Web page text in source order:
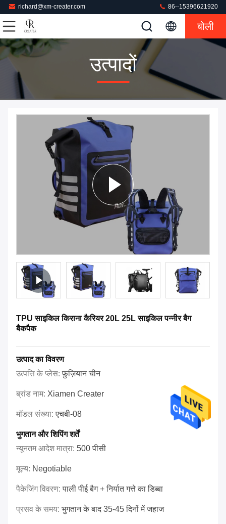
richard@xm-creater.com 86--15396621920
बोली
उत्पादों
TPU साइकिल किराना कैरियर 20L 25L साइकिल पन्नीर बैग
बैकपैक
उत्पाद का विवरण
उत्पत्ति के प्लेस:फ़ुज़ियान चीन
ब्रांड नाम: Xiamen Creater
मॉडल संख्या:एचबी-08
भुगतान और शिपिंग शर्तें
न्यूनतम आदेश मात्रा: 500 पीसी
मूल्य: Negotiable
पैकेजिंग विवरण:पाली पीई बैग + निर्यात गत्ते का डिब्बा
प्रसव के समय: भुगतान के बाद 35-45 दिनों में जहाज